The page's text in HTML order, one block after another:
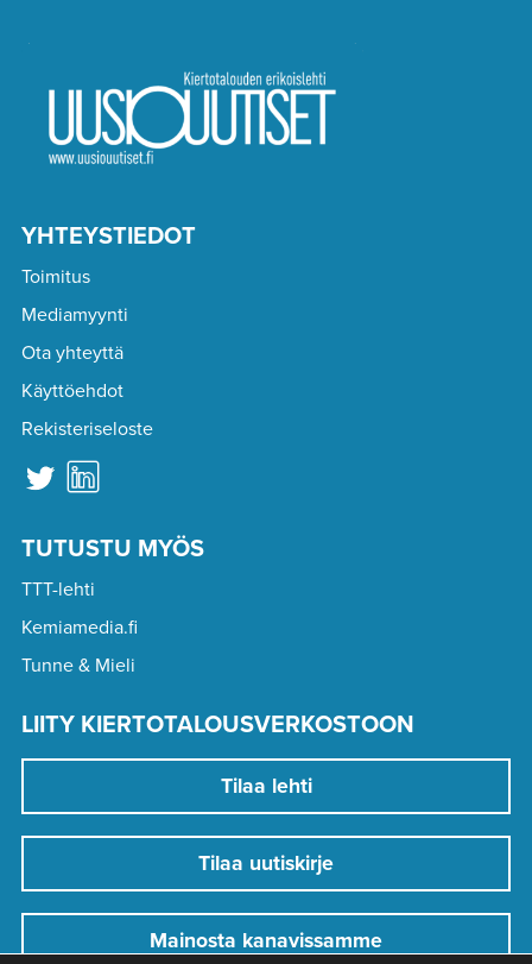
YHTEYSTIEDOT
Toimitus
Mediamyynti
Ota yhteyttä
Käyttöehdot
Rekisteriseloste
TUTUSTU MYÖS
TTT-lehti
Kemiamedia.fi
Tunne & Mieli
LIITY KIERTOTALOUSVERKOSTOON
Tilaa lehti
Tilaa uutiskirje
Mainosta kanavissamme